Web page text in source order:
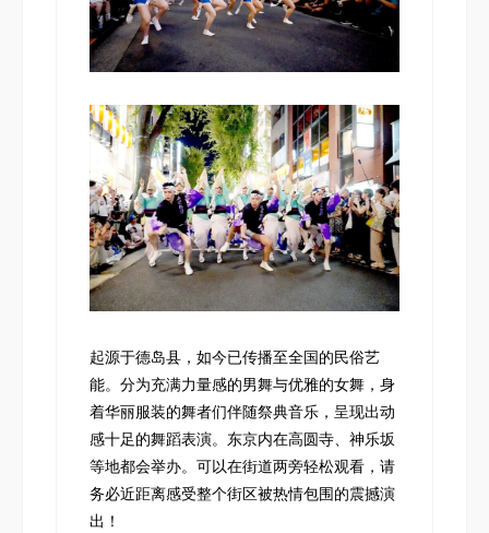
起源于德岛县，如今已传播至全国的民俗艺
能。分为充满力量感的男舞与优雅的女舞，身
着华丽服装的舞者们伴随祭典音乐，呈现出动
感十足的舞蹈表演。东京内在高圆寺、神乐坂
等地都会举办。可以在街道两旁轻松观看，请
务必近距离感受整个街区被热情包围的震撼演
出！